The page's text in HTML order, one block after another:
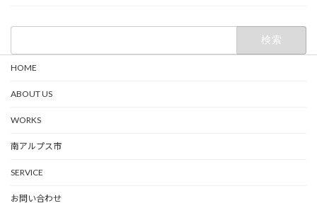
HOME
ABOUT US
WORKS
南アルプス市
SERVICE
お問い合わせ